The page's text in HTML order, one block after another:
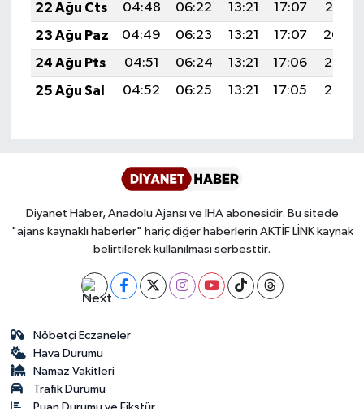
22 Ağu Cts
04:48 06:22 13:21 17:07
20:10
23 Ağu Paz
04:49 06:23 13:21 17:07
20:09
24 Ağu Pts
04:51 06:24 13:21 17:06
20:07
25 Ağu Sal
04:52 06:25 13:21 17:05 20:06
Diyanet Haber, Anadolu Ajansı ve İHA abonesidir. Bu sitede
"ajans kaynaklı haberler" hariç diğer haberlerin AKTİF LİNK kaynak
belirtilerek kullanılması serbesttir.
Nöbetçi Eczaneler
Hava Durumu
Namaz Vakitleri
Trafik Durumu
Karabük Müftülüğü
Karaman Müftülüğü
Kayseri Müftülüğü
Kilis Müftülüğü
Kırıkkale Müftülüğü
Kırşehir Müftülüğü
Kocaeli Müftülüğü